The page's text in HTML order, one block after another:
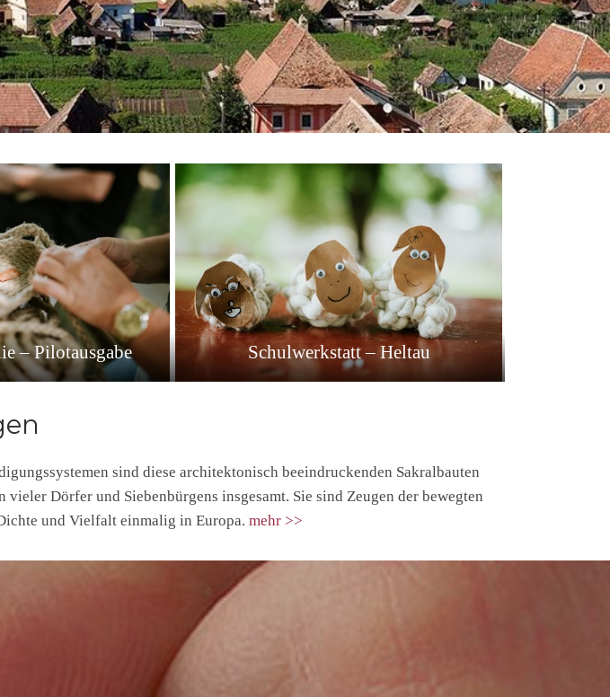
– Pilotausgabe Schulwerkstatt – Heltau
sind diese architektonisch beeindruckenden Sakralbauten
Dörfer und Siebenbürgens insgesamt. Sie sind Zeugen der bewegten
und Vielfalt einmalig in Europa. mehr >>